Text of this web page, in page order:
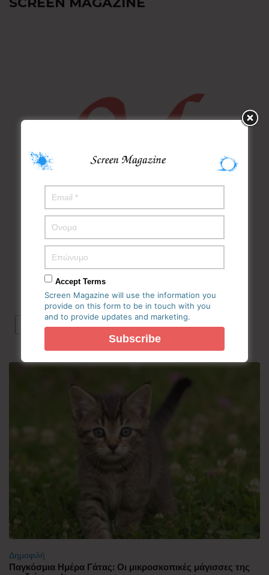
Ηλεκτρονική Εφημερίδα
Δημοφιλή
Παγκόσμια Ημέρα Γάτας: Οι μικροσκοπικές μάγισσες της
Accept Terms
Screen Magazine will use the information you
provide on this form to be in touch with you
and to provide updates and marketing.